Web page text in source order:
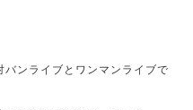
ンライブとワンマンライブで